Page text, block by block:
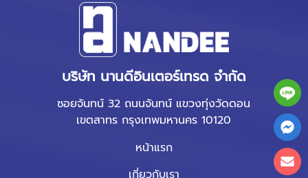
บริษัท นานดีอินเตอร์เทรด จำกัด
ซอยจันทน์ 32 ถนนจันทน์ แขวงทุ่งวัดดอน
เขตสาทร กรุงเทพมหานคร 10120
หน้าแรก
เกี่ยวกับเรา